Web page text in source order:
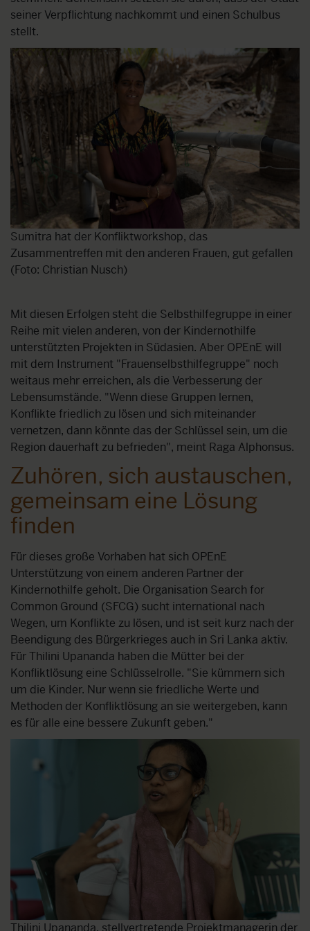
seiner Verpflichtung nachkommt und einen Schulbus
stellt.
Sumitra hat der Konfliktworkshop, das
Zusammentreffen mit den anderen Frauen, gut gefallen
(Foto: Christian Nusch)
Mit diesen Erfolgen steht die Selbsthilfegruppe in einer
Reihe mit vielen anderen, von der Kindernothilfe
unterstützten Projekten in Südasien. Aber OPEnE will
mit dem Instrument "Frauenselbsthilfegruppe" noch
weitaus mehr erreichen, als die Verbesserung der
Lebensumstände. "Wenn diese Gruppen lernen,
Konflikte friedlich zu lösen und sich miteinander
vernetzen, dann könnte das der Schlüssel sein, um die
Region dauerhaft zu befrieden", meint Raga Alphonsus.
Zuhören, sich austauschen,
gemeinsam eine Lösung
finden
Für dieses große Vorhaben hat sich OPEnE
Unterstützung von einem anderen Partner der
Kindernothilfe geholt. Die Organisation Search for
Common Ground (SFCG) sucht international nach
Wegen, um Konflikte zu lösen, und ist seit kurz nach der
Beendigung des Bürgerkrieges auch in Sri Lanka aktiv.
Für Thilini Upananda haben die Mütter bei der
Konfliktlösung eine Schlüsselrolle. "Sie kümmern sich
um die Kinder. Nur wenn sie friedliche Werte und
Methoden der Konfliktlösung an sie weitergeben, kann
es für alle eine bessere Zukunft geben."
Thilini Upananda, stellvertretende Projektmanagerin der